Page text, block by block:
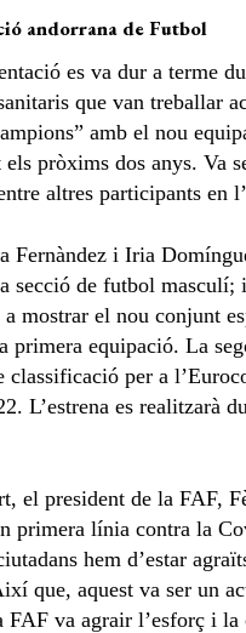
andorrana de Futbol
es va dur a terme
que van treballar
amb el nou
pròxims dos anys. Va
altres participants en
Fernàndez i Iria
secció de futbol
a mostrar el nou conjunt
primera equipació. La
classificació per a
L’estrena es realitzarà
el president de la FAF,
primera línia contra la
hem d’estar
que, aquest va ser un
FAF va agrair l’esforç i